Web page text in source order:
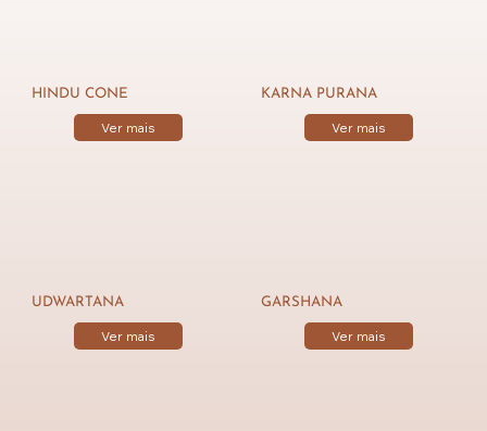
HINDU CONE
Ver mais
KARNA PURANA
Ver mais
UDWARTANA
Ver mais
GARSHANA
Ver mais